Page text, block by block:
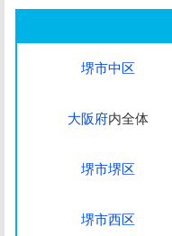
堺市中区
大阪府内全体
堺市堺区
堺市西区